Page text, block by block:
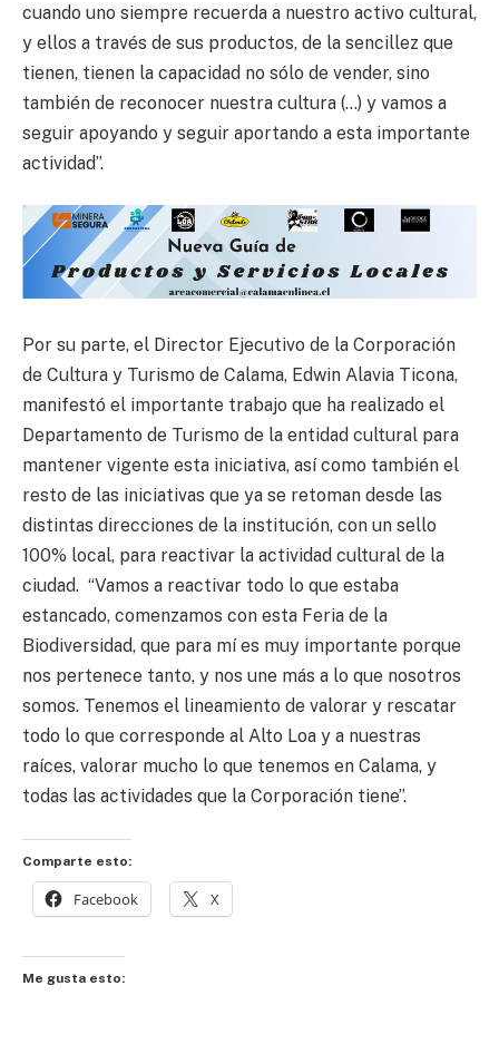
cuando uno siempre recuerda a nuestro activo cultural,
y ellos a través de sus productos, de la sencillez que
tienen, tienen la capacidad no sólo de vender, sino
también de reconocer nuestra cultura (…) y vamos a
seguir apoyando y seguir aportando a esta importante
actividad”.
Por su parte, el Director Ejecutivo de la Corporación
de Cultura y Turismo de Calama, Edwin Alavia Ticona,
manifestó el importante trabajo que ha realizado el
Departamento de Turismo de la entidad cultural para
mantener vigente esta iniciativa, así como también el
resto de las iniciativas que ya se retoman desde las
distintas direcciones de la institución, con un sello
100% local, para reactivar la actividad cultural de la
ciudad. “Vamos a reactivar todo lo que estaba
estancado, comenzamos con esta Feria de la
Biodiversidad, que para mí es muy importante porque
nos pertenece tanto, y nos une más a lo que nosotros
somos. Tenemos el lineamiento de valorar y rescatar
todo lo que corresponde al Alto Loa y a nuestras
raíces, valorar mucho lo que tenemos en Calama, y
todas las actividades que la Corporación tiene”.
Comparte esto:
Facebook X
Me gusta esto: